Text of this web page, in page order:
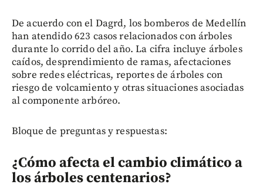
De acuerdo con el Dagrd, los bomberos de Medellín
han atendido 623 casos relacionados con árboles
durante lo corrido del año. La cifra incluye árboles
caídos, desprendimiento de ramas, afectaciones
sobre redes eléctricas, reportes de árboles con
riesgo de volcamiento y otras situaciones asociadas
al componente arbóreo.
Bloque de preguntas y respuestas:
¿Cómo afecta el cambio climático a
los árboles centenarios?